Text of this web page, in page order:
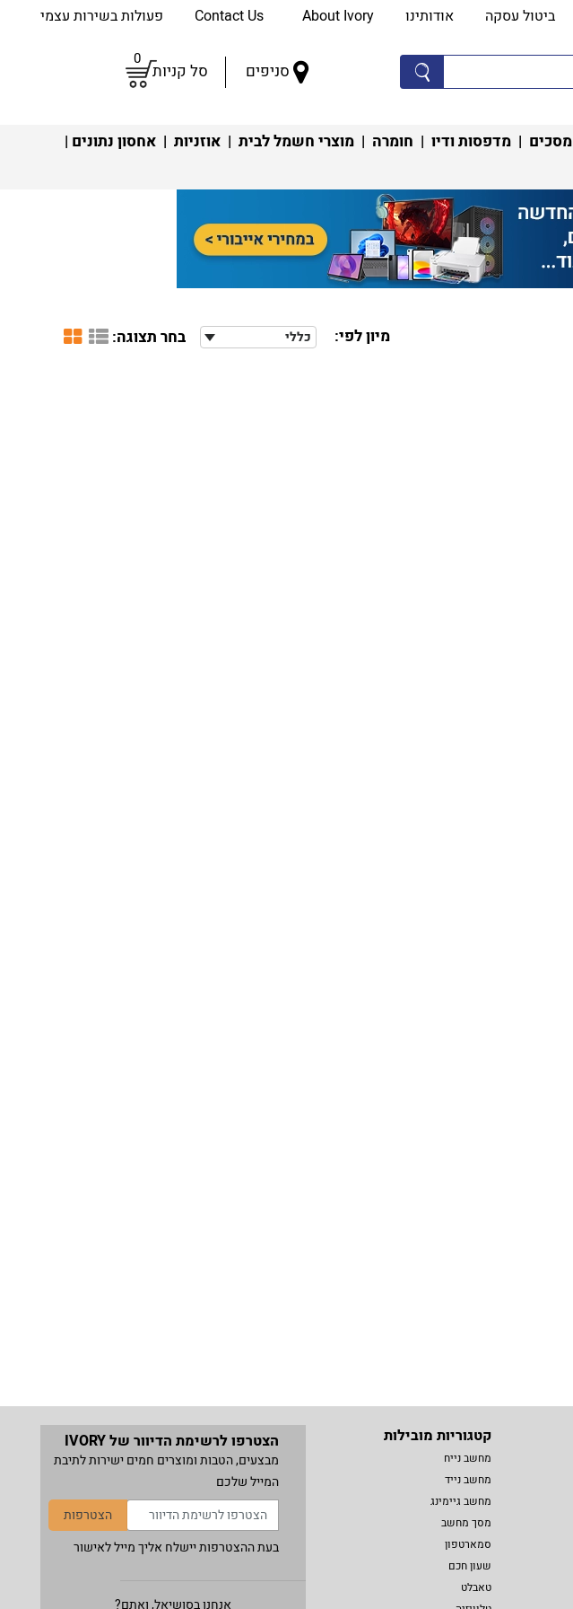
ביטול עסקה אודותינו About Ivory פעולות בשירות עצמי
סניפים סל קניות
0
מסכים | מדפסות ודיו | חומרה | מוצרי חשמל לבית | אוזניות | אחסון נתונים |
מיון לפי: כללי בחר תצוגה:
קטגוריות מובילות
מחשב נייח
מחשב נייד
מחשב גיימינג
מסך מחשב
סמארטפון
שעון חכם
טאבלט
הצטרפו לרשימת הדיוור של IVORY
מבצעים, הטבות ומוצרים חמים ישירות לתיבת
המייל שלכם
הצטרפות
בעת ההצטרפות יישלח אליך מייל לאישור
אנחנו בסושיאל, ואתם?